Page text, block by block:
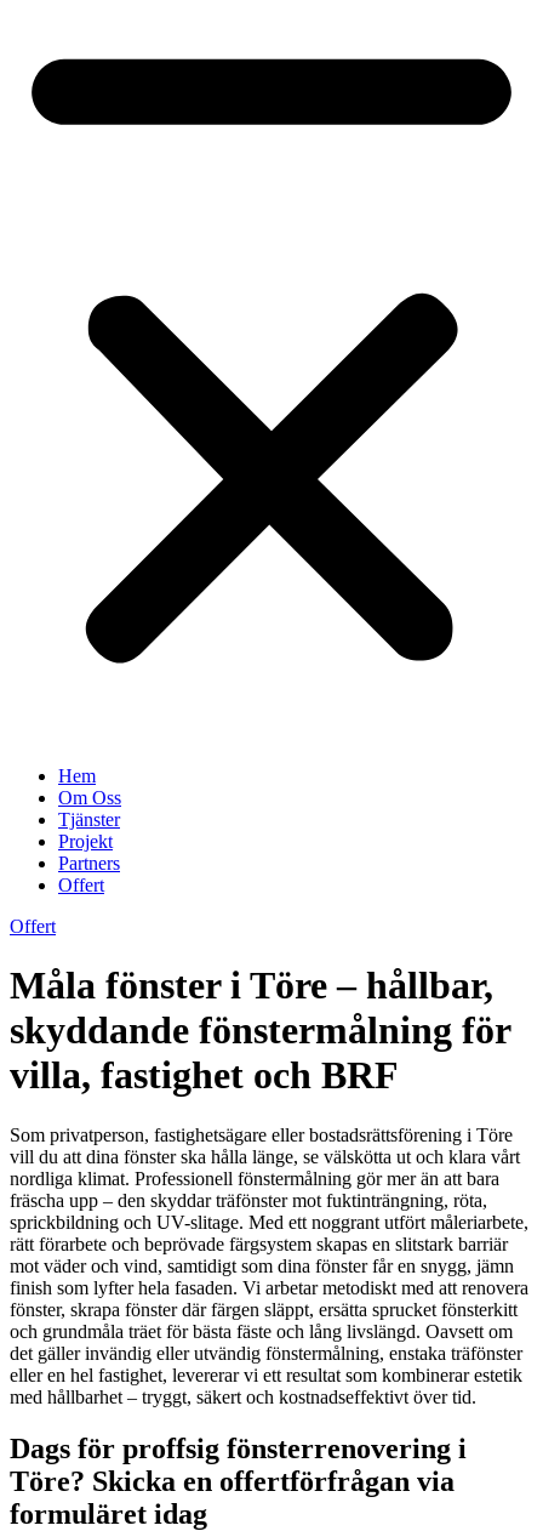
Hem
Om Oss
Tjänster
Projekt
Partners
Offert
Offert
Måla fönster i Töre – hållbar,
skyddande fönstermålning för
villa, fastighet och BRF
Som privatperson, fastighetsägare eller bostadsrättsförening i Töre
vill du att dina fönster ska hålla länge, se välskötta ut och klara vårt
nordliga klimat. Professionell fönstermålning gör mer än att bara
fräscha upp – den skyddar träfönster mot fuktinträngning, röta,
sprickbildning och UV-slitage. Med ett noggrant utfört måleriarbete,
rätt förarbete och beprövade färgsystem skapas en slitstark barriär
mot väder och vind, samtidigt som dina fönster får en snygg, jämn
finish som lyfter hela fasaden. Vi arbetar metodiskt med att renovera
fönster, skrapa fönster där färgen släppt, ersätta sprucket fönsterkitt
och grundmåla träet för bästa fäste och lång livslängd. Oavsett om
det gäller invändig eller utvändig fönstermålning, enstaka träfönster
eller en hel fastighet, levererar vi ett resultat som kombinerar estetik
med hållbarhet – tryggt, säkert och kostnadseffektivt över tid.
Dags för proffsig fönsterrenovering i
Töre? Skicka en offertförfrågan via
formuläret idag